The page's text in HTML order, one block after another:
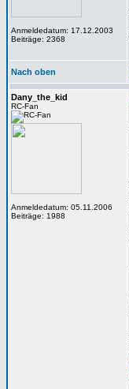
Anmeldedatum: 17.12.2003
Beiträge: 2368
Nach oben
Dany_the_kid
RC-Fan
Anmeldedatum: 05.11.2006
Beiträge: 1988